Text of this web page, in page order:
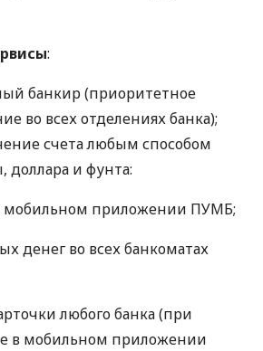
:
банкир (приоритетное
во всех отделениях банка);
счета любым способом
доллара и фунта:
мобильном приложении ПУМБ;
денег во всех банкоматах
любого банка (при
в мобильном приложении